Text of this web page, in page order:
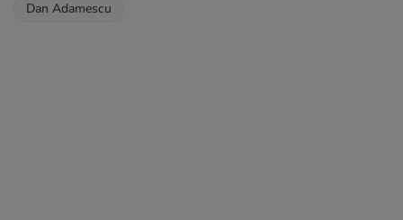
Dan Adamescu